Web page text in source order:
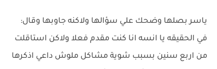
ياسر بصلها وضحك علي سؤالها ولاكنه جاوبها وقال:
في الحقيقه يا انسه انا كنت مقدم فعلا ولاكن استاقلت
من اربع سنين بسبب شوية مشاكل ملوش داعي اذكرها